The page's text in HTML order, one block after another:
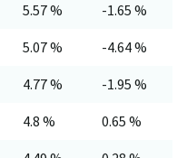
5.57 % -1.65 %
5.07 % -4.64 %
4.77 % -1.95 %
4.8 % 0.65 %